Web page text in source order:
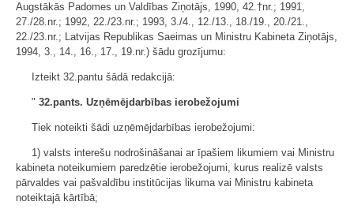
Augstākās Padomes un Valdības Ziņotājs, 1990, 42.†nr.; 1991,
27./28.nr.; 1992, 22./23.nr.; 1993, 3./4., 12./13., 18./19., 20./21.,
22./23.nr.; Latvijas Republikas Saeimas un Ministru Kabineta Ziņotājs,
1994, 3., 14., 16., 17., 19.nr.) šādu grozījumu:
Izteikt 32.pantu šādā redakcijā:
" 32.pants. Uzņēmējdarbības ierobežojumi
Tiek noteikti šādi uzņēmējdarbības ierobežojumi:
1) valsts interešu nodrošināšanai ar īpašiem likumiem vai Ministru
kabineta noteikumiem paredzētie ierobežojumi, kurus realizē valsts
pārvaldes vai pašvaldību institūcijas likuma vai Ministru kabineta
noteiktajā kārtībā;